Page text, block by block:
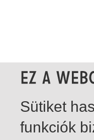
Sütiket
funkciók